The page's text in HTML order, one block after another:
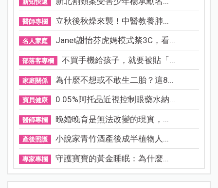
新知快遞
醫師專欄 立秋後秋燥來襲！中醫教養肺...
名人家庭 Janet謝怡芬虎媽模式禁3C，看...
部落客專欄 不買手機給孩子，就要被貼「...
家庭關係 為什麼不想或不敢生二胎？這8...
寶貝健康 0.05%阿托品近視控制眼藥水納...
醫師專欄 晚婚晚育是無法改變的現實，...
產後照護 小說家青竹酒產後成半植物人...
專家專欄 守護寶寶的黃金睡眠：為什麼...